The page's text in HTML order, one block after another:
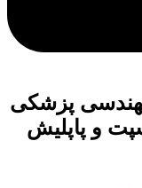
پزشکی
و پاپلیش